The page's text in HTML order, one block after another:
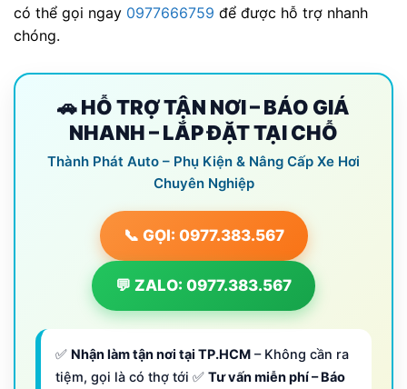
có thể gọi ngay 0977666759 để được hỗ trợ nhanh
chóng.
🚗 HỖ TRỢ TẬN NƠI – BÁO GIÁ
NHANH – LẮP ĐẶT TẠI CHỖ
Thành Phát Auto – Phụ Kiện & Nâng Cấp Xe Hơi
Chuyên Nghiệp
📞 GỌI: 0977.383.567
💬 ZALO: 0977.383.567
✅ Nhận làm tận nơi tại TP.HCM – Không cần ra
tiệm, gọi là có thợ tới ✅ Tư vấn miễn phí – Báo